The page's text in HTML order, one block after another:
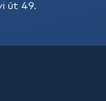
út 49.